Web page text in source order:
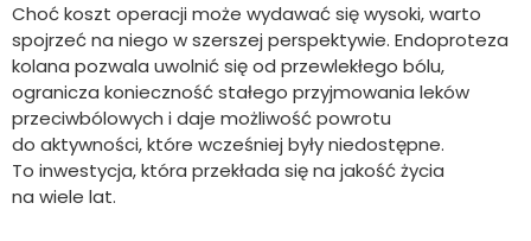
Choć koszt operacji może wydawać się wysoki, warto
spojrzeć na niego w szerszej perspektywie. Endoproteza
kolana pozwala uwolnić się od przewlekłego bólu,
ogranicza konieczność stałego przyjmowania leków
przeciwbólowych i daje możliwość powrotu
do aktywności, które wcześniej były niedostępne.
To inwestycja, która przekłada się na jakość życia
na wiele lat.